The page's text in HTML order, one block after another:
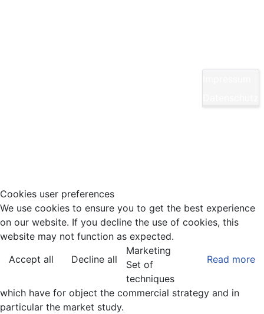
Cookies user preferences
We use cookies to ensure you to get the best experience
on our website. If you decline the use of cookies, this
website may not function as expected.
Accept all
Decline all Read more
Marketing
Set of
techniques
which have for object the commercial strategy and in
particular the market study.